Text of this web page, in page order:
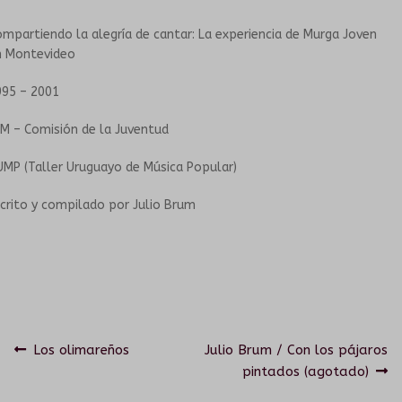
TALLERES PARA PERSONAS MAYORES
GRUPOS SONANTES
EN INSTITUCIONES EDUCATIVAS
HISTORIA
PROPUESTAS ARTÍSTICAS
CONTACTO
la alegría de cantar: La experiencia de Murga Joven
Montevideo
– 2001
– Comisión de la Juventud
(Taller Uruguayo de Música Popular)
y compilado por Julio Brum
Navegación
Anterior:
Los olimareños Siguiente:
Julio Brum / Con los pájaros
pintados (agotado)